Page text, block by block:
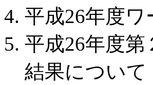
平成26年度
平成26年度
結果について